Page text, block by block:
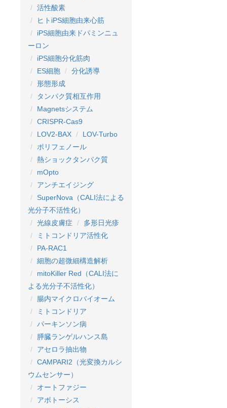
活性酸素
ヒトiPS細胞由来心筋
iPS細胞由来ドパミンニュ
ーロン
iPS細胞分化筋肉
ES細胞
分化誘導
形態形成
タンパク質相互作用
Magnetsシステム
CRISPR-Cas9
LOV2-BAX
LOV-Turbo
ポリフェノール
熱ショックタンパク質
mOpto
アンチエイジング
SuperNova（CALI法による
光分子不活性化）
光線皮膚症
多形日光疹
ミトコンドリア活性化
PA-RAC1
細胞の超微細構造解析
mitoKiller Red（CALI法に
よる光分子不活性化）
腸内マイクロバイオーム
ミトコンドリア
パーキンソン病
膵臓ランゲルハンス島
アセロラ抽出物
CAMPARI2（光変換カルシ
ウムセンサー）
オートファジー
アポトーシス